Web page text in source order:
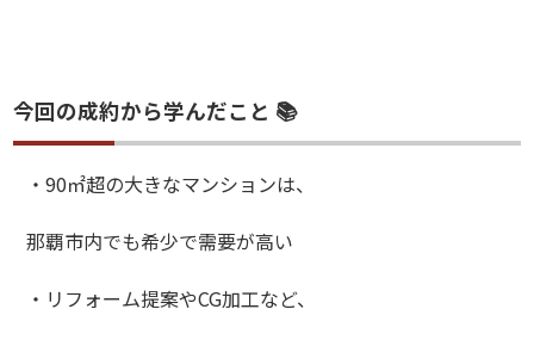
今回の成約から学んだこと 📚
・90㎡超の大きなマンションは、
那覇市内でも希少で需要が高い
・リフォーム提案やCG加工など、